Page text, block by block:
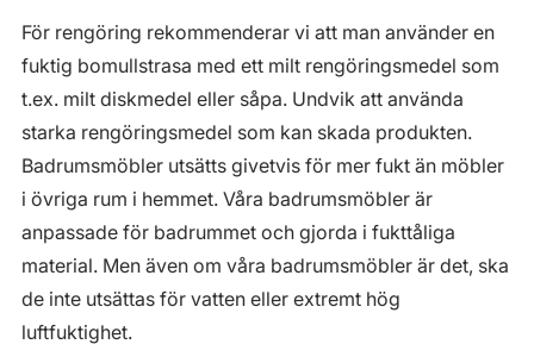
För rengöring rekommenderar vi att man använder en
fuktig bomullstrasa med ett milt rengöringsmedel som
t.ex. milt diskmedel eller såpa. Undvik att använda
starka rengöringsmedel som kan skada produkten.
Badrumsmöbler utsätts givetvis för mer fukt än möbler
i övriga rum i hemmet. Våra badrumsmöbler är
anpassade för badrummet och gjorda i fukttåliga
material. Men även om våra badrumsmöbler är det, ska
de inte utsättas för vatten eller extremt hög
luftfuktighet.